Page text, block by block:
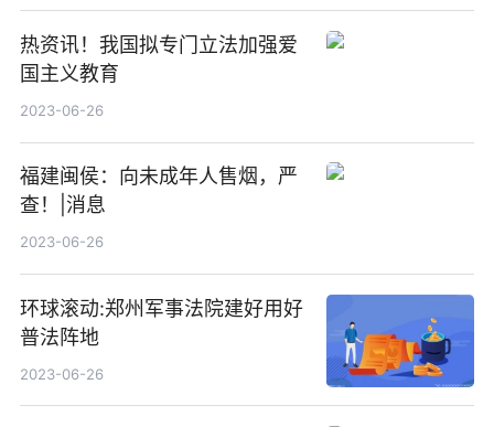
热资讯！我国拟专门立法加强爱
国主义教育
2023-06-26
福建闽侯：向未成年人售烟，严
查！|消息
2023-06-26
环球滚动:郑州军事法院建好用好
普法阵地
2023-06-26